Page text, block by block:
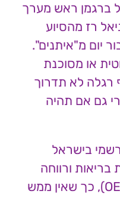
ברגמן ראש מערך
רז מהסיוע
יום מ"איתנים".
או מסוכנת
רגלה לא תדרוך
גם אם תהיה
רשמי בישראל
בריאות ורווחה
(בניגוד לרוב מדינות הOECD), כך שאין ממש